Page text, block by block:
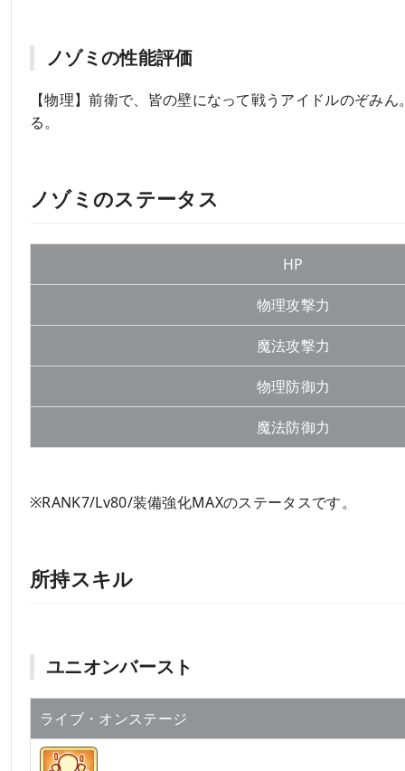
ノゾミの性能評価
【物理】前衛で、皆の壁になって戦うアイドルのぞみ
る。
ノゾミのステータス
HP
物理攻撃力
魔法攻撃力
物理防御力
魔法防御力
※RANK7/Lv80/装備強化MAXのステータスです。
所持スキル
ユニオンバースト
ライブ・オンステージ